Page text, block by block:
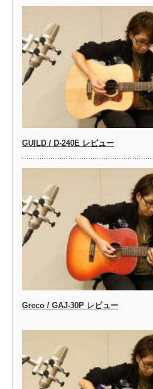
GUILD / D-240E レビュー
Greco / GAJ-30P レビュー